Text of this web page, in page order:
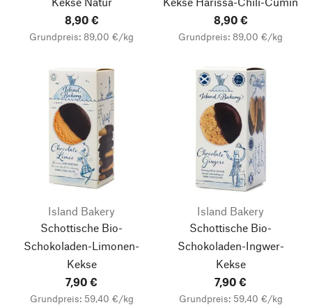
8,90 €
Grundpreis: 89,00 €/kg
8,90 €
Grundpreis: 89,00 €/kg
Island Bakery
Schottische Bio-
Schokoladen-Limonen-
Kekse
7,90 €
Grundpreis: 59,40 €/kg
Island Bakery
Schottische Bio-
Schokoladen-Ingwer-
Kekse
7,90 €
Grundpreis: 59,40 €/kg